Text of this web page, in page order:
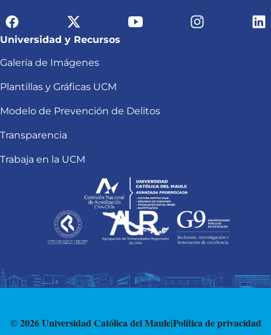
Universidad y Recursos
Galería de Imágenes
Plantillas y Gráficas UCM
Modelo de Prevención de Delitos
Transparencia
Trabaja en la UCM
© 2026 Universidad Católica del Maule|Política de privacidad